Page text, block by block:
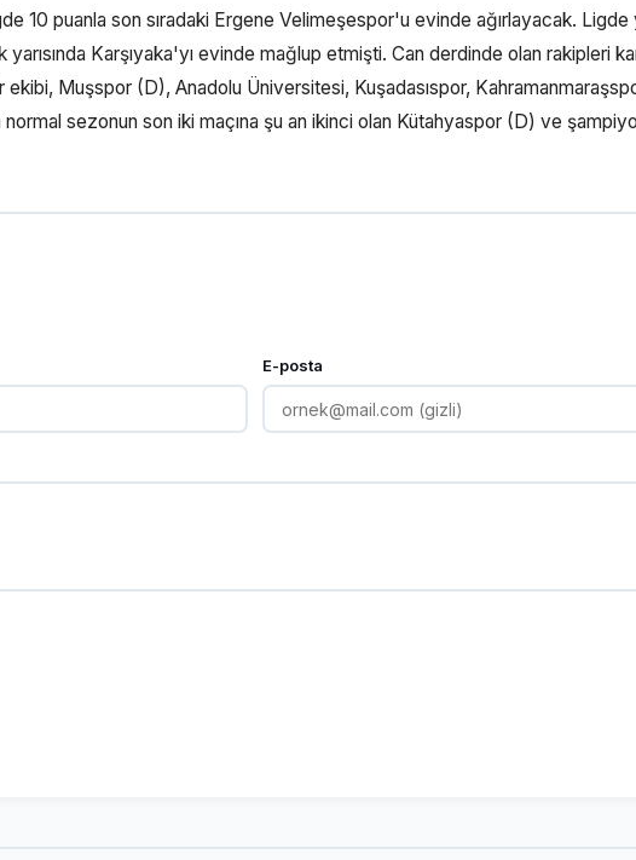
10 puanla son sıradaki Ergene Velimeşespor'u evinde ağırlayacak. Ligde
Karşıyaka'yı evinde mağlup etmişti. Can derdinde olan rakipleri
Muşspor (D), Anadolu Üniversitesi, Kuşadasıspor,
sezonun son iki maçına şu an ikinci olan Kütahyaspor (D) ve
E-posta